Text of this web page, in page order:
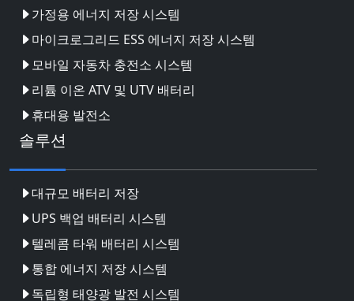
가정용 에너지 저장 시스템
마이크로그리드 ESS 에너지 저장 시스템
모바일 자동차 충전소 시스템
리튬 이온 ATV 및 UTV 배터리
휴대용 발전소
솔루션
대규모 배터리 저장
UPS 백업 배터리 시스템
텔레콤 타워 배터리 시스템
통합 에너지 저장 시스템
독립형 태양광 발전 시스템